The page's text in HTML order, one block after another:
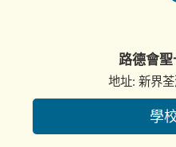
路德會
地址: 新界
學